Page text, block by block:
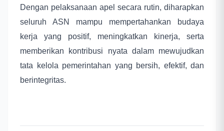
Dengan pelaksanaan apel secara rutin, diharapkan
seluruh ASN mampu mempertahankan budaya
kerja yang positif, meningkatkan kinerja, serta
memberikan kontribusi nyata dalam mewujudkan
tata kelola pemerintahan yang bersih, efektif, dan
berintegritas.